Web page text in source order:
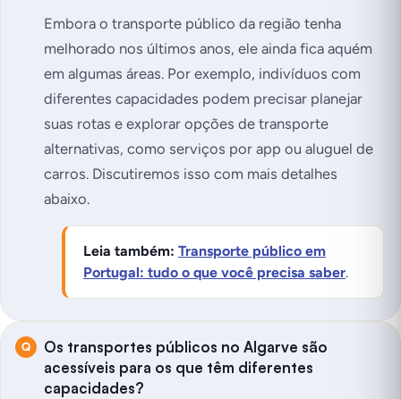
Embora o transporte público da região tenha
melhorado nos últimos anos, ele ainda fica aquém
em algumas áreas. Por exemplo, indivíduos com
diferentes capacidades podem precisar planejar
suas rotas e explorar opções de transporte
alternativas, como serviços por app ou aluguel de
carros. Discutiremos isso com mais detalhes
abaixo.
Leia também: Transporte público em
Portugal: tudo o que você precisa saber.
Os transportes públicos no Algarve são
acessíveis para os que têm diferentes
capacidades?